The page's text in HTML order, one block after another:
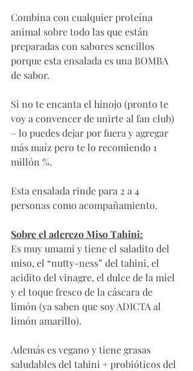
Combina con cualquier proteína
animal sobre todo las que están
preparadas con sabores sencillos
porque esta ensalada es una BOMBA
de sabor.
Si no te encanta el hinojo (pronto te
voy a convencer de unirte al fan club)
– lo puedes dejar por fuera y agregar
más maíz pero te lo recomiendo 1
millón %.
Esta ensalada rinde para 2 a 4
personas como acompañamiento.
Sobre el aderezo Miso Tahini:
Es muy umami y tiene el saladito del
miso, el “nutty-ness” del tahini, el
acidito del vinagre, el dulce de la miel
y el toque fresco de la cáscara de
limón (ya saben que soy ADICTA al
limón amarillo).
Además es vegano y tiene grasas
saludables del tahini + probióticos del